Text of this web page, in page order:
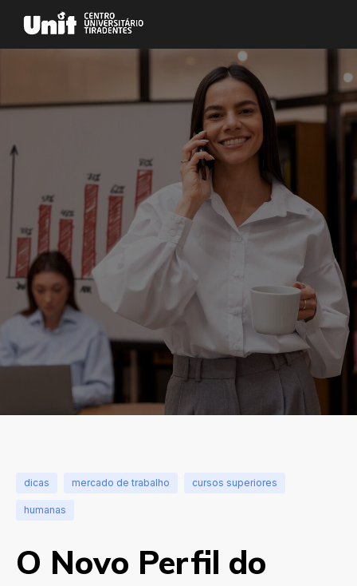
dicas mercado de trabalho cursos superiores
humanas
O Novo Perfil do